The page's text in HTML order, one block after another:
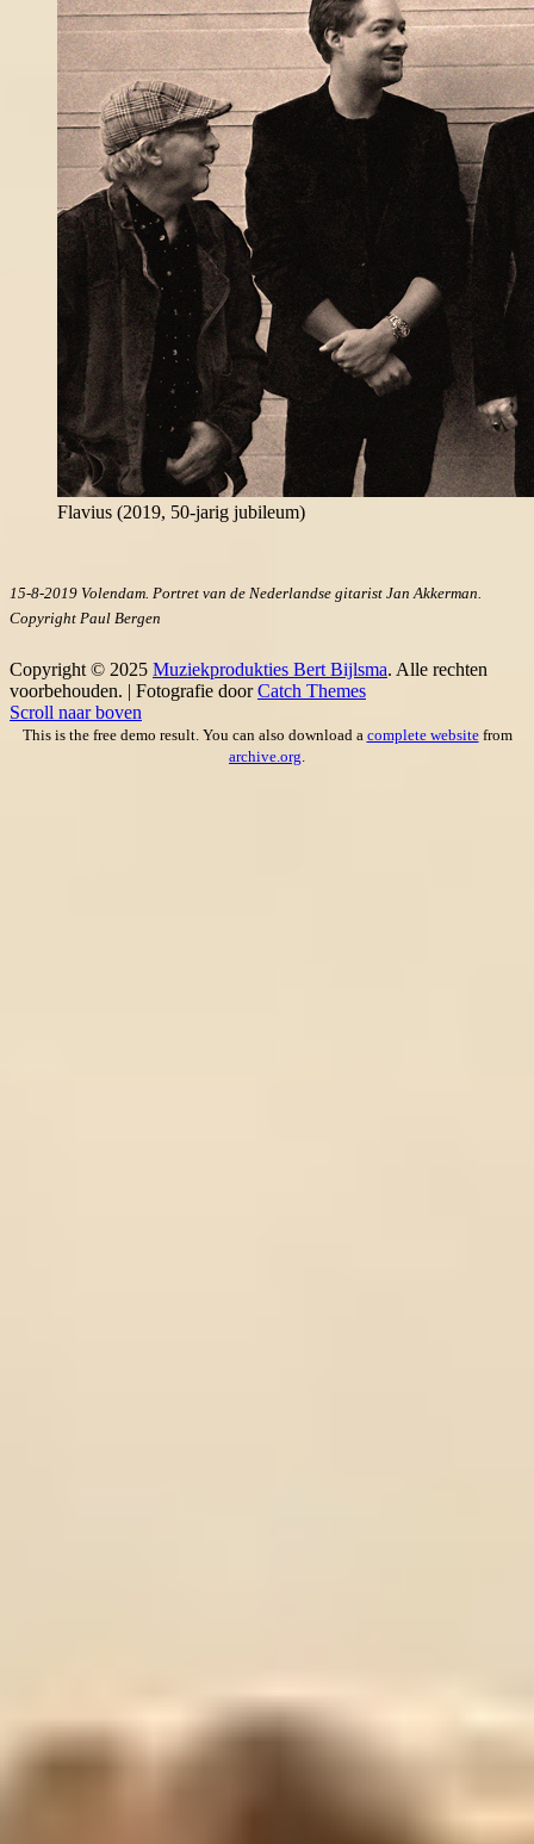
Flavius (2019, 50-jarig jubileum)
15-8-2019 Volendam. Portret van de Nederlandse gitarist Jan Akkerman.
Copyright Paul Bergen
Copyright © 2025 Muziekprodukties Bert Bijlsma. Alle rechten
voorbehouden. | Fotografie doorCatch Themes
Scroll naar boven
This is the free demo result. You can also download a complete websitefrom
archive.org.